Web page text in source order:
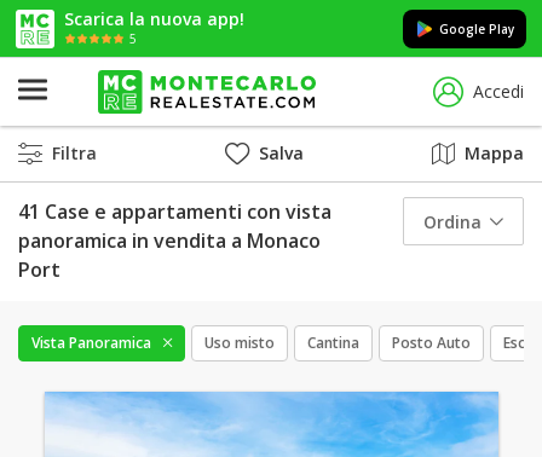
Scarica la nuova app!
5
Google Play
Accedi
Filtra Salva Mappa
41 Case e appartamenti con vista
panoramica in vendita a Monaco
Port
Ordina
Vista Panoramica Uso misto Cantina Posto Auto